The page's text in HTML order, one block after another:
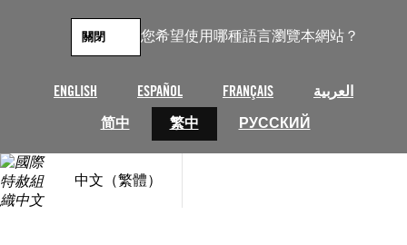
您希望使用哪種語言瀏覽本網站？
ENGLISH ESPAÑOL FRANÇAIS
العربية
简中
繁中 РУССКИЙ
關閉
中文（繁體）